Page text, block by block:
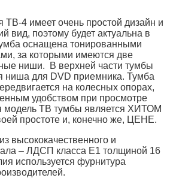
ТВ-4 имеет очень простой дизайн и
вид, поэтому будет актуальна в
оснащена тонированными
за которыми имеются две
ниши. В верхней части тумбы
ниша для DVD приемника. Тумба
на колесных опорах,
удобством при просмотре
модель ТВ тумбы является ХИТОМ
простоте и, конечно же, ЦЕНЕ.
высококачественного и
– ЛДСП класса Е1 толщиной 16
используется фурнитура